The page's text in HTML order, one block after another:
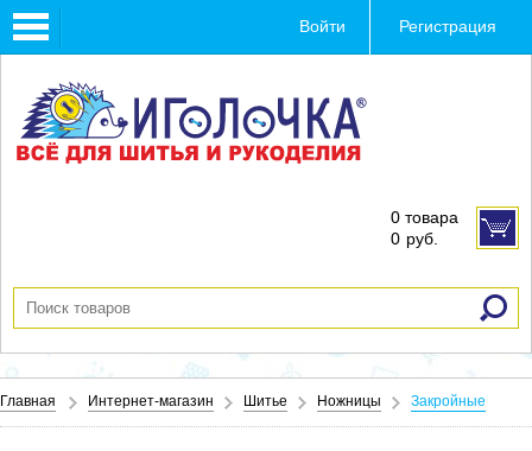
Toggle
navigation
Войти Регистрация
0 товара
0 руб.
Главная Интернет-магазин Шитье Ножницы Закройные